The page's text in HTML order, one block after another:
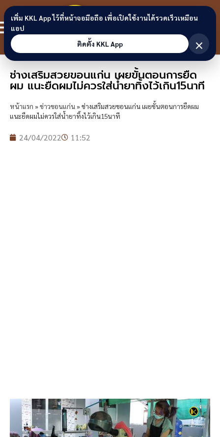
Skip to content
ขอนแก่น
ลิงก์
ช่างเสริมสวยขอนแก่น เผยขั้นตอนการยืด
ผม แนะยืดผมไม่ควรใส่น้ำยาทิ้งไว้เกิน15นาที
หน้าแรก »ข่าวขอนแก่น»ช่างเสริมสวยขอนแก่น เผยขั้นตอนการยืดผม
แนะยืดผมไม่ควรใส่น้ำยาทิ้งไว้เกิน15นาที
24/04/2022 11:52
เพิ่ม KKL App ไว้ที่หน้าจอมือถือ เพื่อเปิดใช้งานได้รวดเร็วเหมือน
แอป
ติดตั้ง KKL App
×